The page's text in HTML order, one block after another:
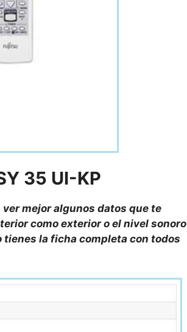
35 UI-KP
mejor algunos datos que te
como exterior o el nivel sonoro
la ficha completa con todos